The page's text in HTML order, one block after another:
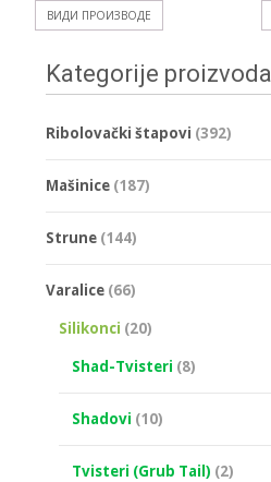
ВИДИ ПРОИЗВОДЕ
Kategorije proizvoda
Ribolovački štapovi (392)
Mašinice (187)
Strune (144)
Varalice (66)
Silikonci (20)
Shad-Tvisteri (8)
Shadovi (10)
Tvisteri (Grub Tail) (2)